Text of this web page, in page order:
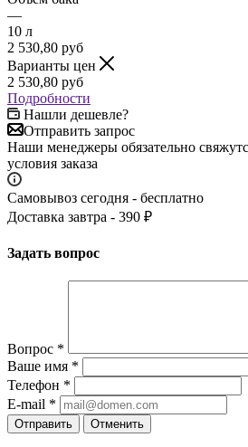
—
10 л
2 530,80 руб
Варианты цен
2 530,80 руб
Подробности
Нашли дешевле?
Отправить запрос
Наши менеджеры обязательно
условия заказа
Самовывоз сегодня - бесплатно
Доставка завтра - 390 ₽
Задать вопрос
Вопрос *
Ваше имя *
Телефон *
E-mail *
Отправить Отменить